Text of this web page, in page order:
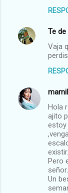
Te de
Vaja
Hola
ajito
estoy
Pero
señor.
Un